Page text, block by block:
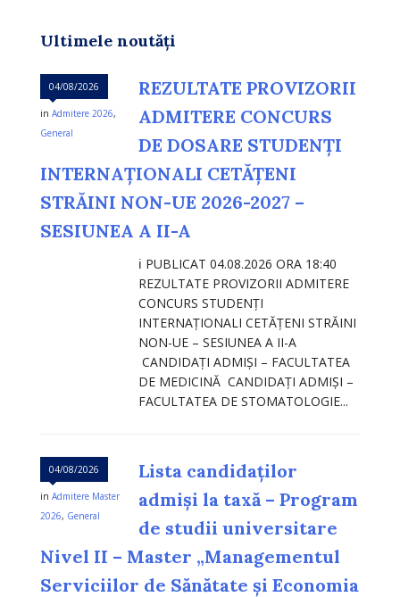
Ultimele noutăți
04/08/2026
in Admitere 2026,
General
REZULTATE PROVIZORII
ADMITERE CONCURS
DE DOSARE STUDENȚI
INTERNAȚIONALI CETĂȚENI
STRĂINI NON-UE 2026-2027 –
SESIUNEA A II-A
ℹ️ PUBLICAT 04.08.2026 ORA 18:40
REZULTATE PROVIZORII ADMITERE
CONCURS STUDENȚI
INTERNAȚIONALI CETĂȚENI STRĂINI
NON-UE – SESIUNEA A II-A
CANDIDAȚI ADMIȘI – FACULTATEA
DE MEDICINĂ CANDIDAȚI ADMIȘI –
FACULTATEA DE STOMATOLOGIE...
04/08/2026
in Admitere Master
2026, General
Lista candidaților
admiși la taxă – Program
de studii universitare
Nivel II – Master „Managementul
Serviciilor de Sănătate și Economia